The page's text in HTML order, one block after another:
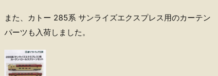
また、カトー 285系 サンライズエクスプレス用のカーテン
パーツも入荷しました。